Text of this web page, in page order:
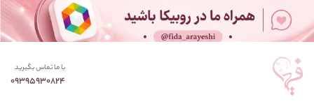
با ما تماس بگیرید
09395930824